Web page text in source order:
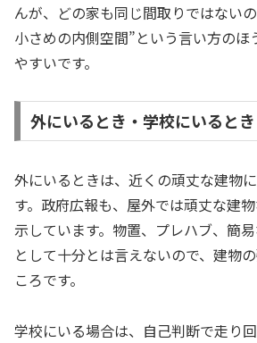
んが、どの家も同じ間取りではない
小さめの内側空間”という言い方のほ
やすいです。
外にいるとき・学校にいると
外にいるときは、近くの頑丈な建物
す。政府広報も、屋外では頑丈な建
示しています。物置、プレハブ、簡
として十分とは言えないので、建物
ころです。
学校にいる場合は、自己判断で走り